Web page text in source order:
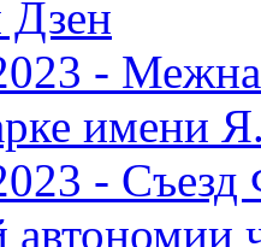
Дзен
-
имени
-
автономии